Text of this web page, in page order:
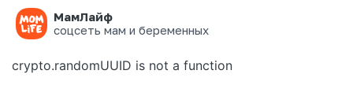
МамЛайф
соцсеть мам и беременных
Ошибка на странице
crypto.randomUUID is not a function